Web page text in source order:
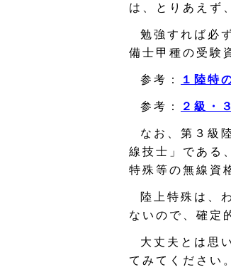
は、とりあえず
勉強すれば必
備士甲種の受験
参考： １陸特
参考： ２級・
なお、第３級
線技士」である
特殊等の無線資
陸上特殊は、
ないので、確定
大丈夫とは思
てみてください。